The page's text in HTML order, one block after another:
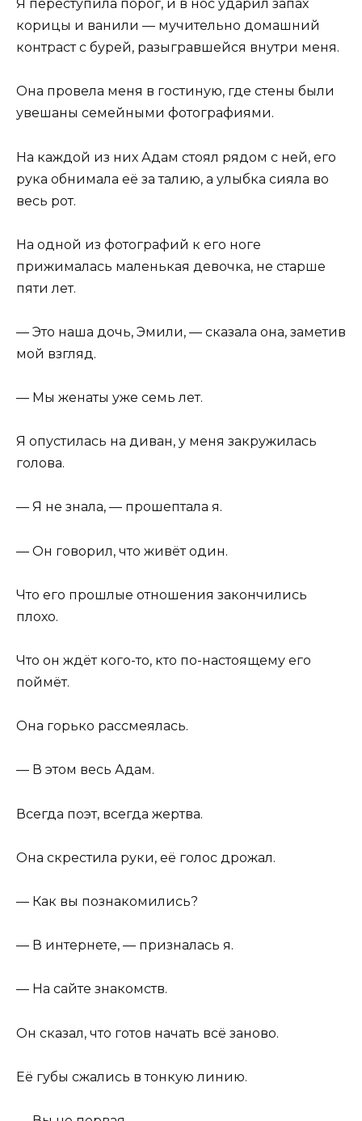
Я переступила порог, и в нос ударил запах
корицы и ванили — мучительно домашний
контраст с бурей, разыгравшейся внутри меня.
Она провела меня в гостиную, где стены были
увешаны семейными фотографиями.
На каждой из них Адам стоял рядом с ней, его
рука обнимала её за талию, а улыбка сияла во
весь рот.
На одной из фотографий к его ноге
прижималась маленькая девочка, не старше
пяти лет.
— Это наша дочь, Эмили, — сказала она, заметив
мой взгляд.
— Мы женаты уже семь лет.
Я опустилась на диван, у меня закружилась
голова.
— Я не знала, — прошептала я.
— Он говорил, что живёт один.
Что его прошлые отношения закончились
плохо.
Что он ждёт кого-то, кто по-настоящему его
поймёт.
Она горько рассмеялась.
— В этом весь Адам.
Всегда поэт, всегда жертва.
Она скрестила руки, её голос дрожал.
— Как вы познакомились?
— В интернете, — призналась я.
— На сайте знакомств.
Он сказал, что готов начать всё заново.
Её губы сжались в тонкую линию.